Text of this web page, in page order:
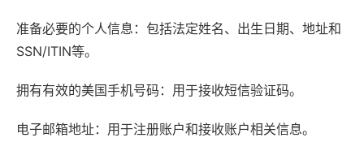
准备必要的个人信息：包括法定姓名、出生日期、地址和
SSN/ITIN等。
拥有有效的美国手机号码：用于接收短信验证码。
电子邮箱地址：用于注册账户和接收账户相关信息。